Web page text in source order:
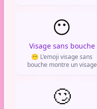
qu'on entend.
😶
Visage sans bouche
😶 L'emoji visage sans
bouche montre un visage
l'absence de mots ou
l'incapacité à réagir.
🙄